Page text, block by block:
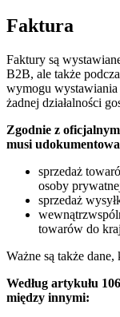
Faktura
Faktury są
B2B, ale także
wymogu
żadnej działalności
Zgodnie z
musi
sprzedaż
osoby
sprzedaż
towarów do
Ważne są także
Według artykułu
między innymi: